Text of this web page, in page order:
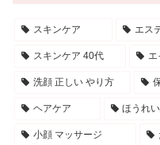
スキンケア エス
スキンケア 40代 エ
洗顔 正しい やり方
ヘアケア ほうれ
小顔 マッサージ